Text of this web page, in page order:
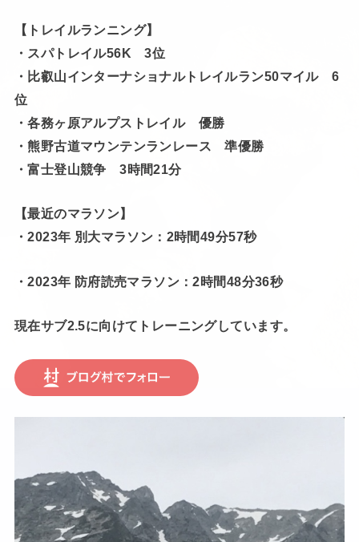
【トレイルランニング】
・スパトレイル56K 3位
・比叡山インターナショナルトレイルラン50マイル 6
位
・各務ヶ原アルプストレイル 優勝
・熊野古道マウンテンランレース 準優勝
・富士登山競争 3時間21分
【最近のマラソン】
・2023年 別大マラソン：2時間49分57秒
・2023年 防府読売マラソン：2時間48分36秒
現在サブ2.5に向けてトレーニングしています。